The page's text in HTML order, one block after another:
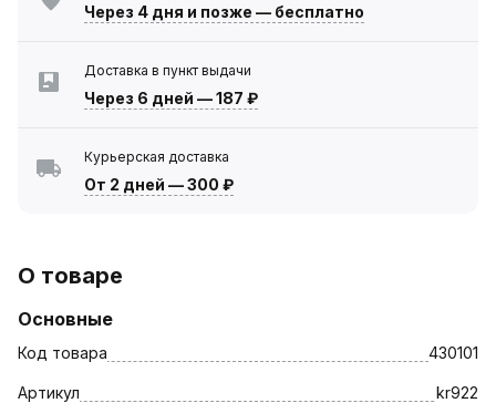
Через 4 дня и позже — бесплатно
Доставка в пункт выдачи
Через 6 дней —187 ₽
Курьерская доставка
От 2 дней —300 ₽
О товаре
Основные
Код товара 430101
Артикул kr922